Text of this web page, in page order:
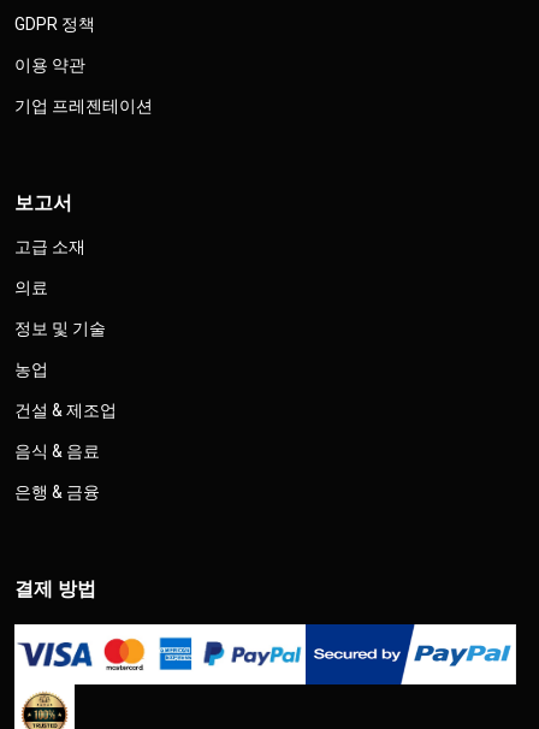
GDPR 정책
이용 약관
기업 프레젠테이션
보고서
고급 소재
의료
정보 및 기술
농업
건설 & 제조업
음식 & 음료
은행 & 금융
결제 방법